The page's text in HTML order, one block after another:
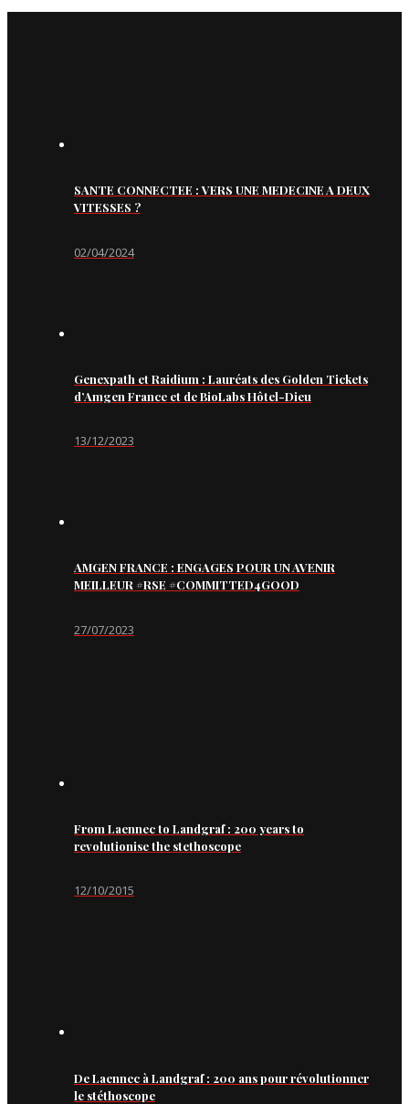
SANTE CONNECTEE : VERS UNE MEDECINE A DEUX
VITESSES ?
02/04/2024
Genexpath et Raidium : Lauréats des Golden Tickets
d’Amgen France et de BioLabs Hôtel-Dieu
13/12/2023
AMGEN FRANCE : ENGAGES POUR UN AVENIR
MEILLEUR #RSE #COMMITTED4GOOD
27/07/2023
From Laennec to Landgraf : 200 years to
revolutionise the stethoscope
12/10/2015
De Laennec à Landgraf : 200 ans pour révolutionner
le stéthoscope